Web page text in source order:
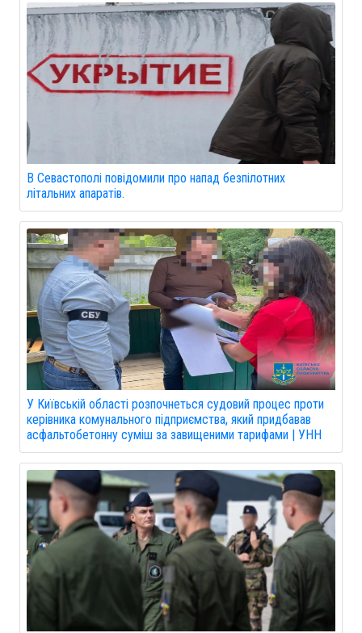
В Севастополі повідомили про напад безпілотних
літальних апаратів.
У Київській області розпочнеться судовий процес проти
керівника комунального підприємства, який придбавав
асфальтобетонну суміш за завищеними тарифами | УНН